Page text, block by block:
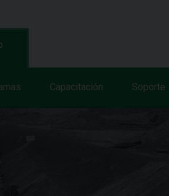
Capacitación Soporte